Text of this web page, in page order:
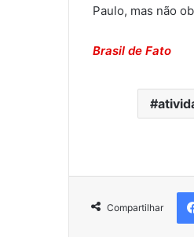
Paulo, mas não
Brasil de Fato
Compartilhar